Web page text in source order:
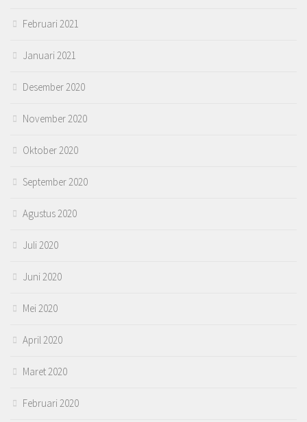
Februari 2021
Januari 2021
Desember 2020
November 2020
Oktober 2020
September 2020
Agustus 2020
Juli 2020
Juni 2020
Mei 2020
April 2020
Maret 2020
Februari 2020